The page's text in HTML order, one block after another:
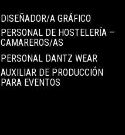
DISEÑADOR/A GRÁFICO
PERSONAL DE HOSTELERÍA –
CAMAREROS/AS
PERSONAL DANTZ WEAR
AUXILIAR DE PRODUCCIÓN
PARA EVENTOS